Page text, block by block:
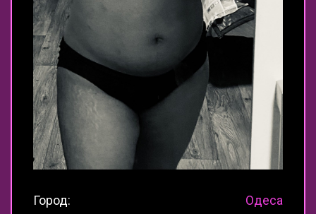
Город:
Одеса